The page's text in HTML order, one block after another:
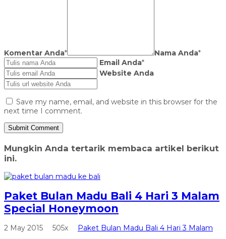
Komentar Anda* Nama Anda*
Email Anda*
Website Anda
Save my name, email, and website in this browser for the
next time I comment.
Mungkin Anda tertarik membaca artikel berikut
ini.
Paket Bulan Madu Bali 4 Hari 3 Malam
Special Honeymoon
2 May 2015 505x
Paket Bulan Madu Bali 4 Hari 3 Malam